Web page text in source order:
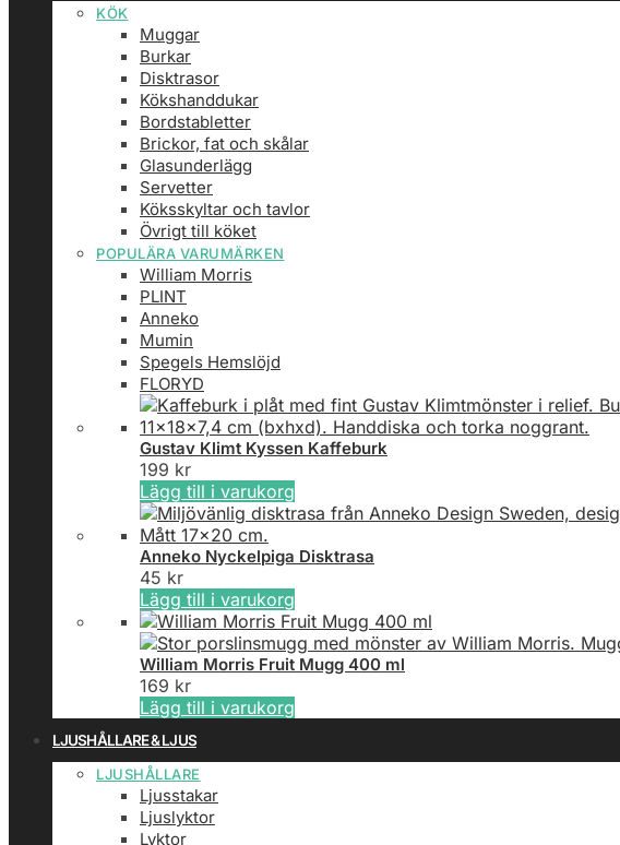
KÖK
Muggar
Burkar
Disktrasor
Kökshanddukar
Bordstabletter
Brickor, fat och skålar
Glasunderlägg
Servetter
Köksskyltar och tavlor
Övrigt till köket
POPULÄRA VARUMÄRKEN
William Morris
PLINT
Anneko
Mumin
Spegels Hemslöjd
FLORYD
Gustav Klimt Kyssen Kaffeburk
199 kr
Lägg till i varukorg
Anneko Nyckelpiga Disktrasa
45 kr
Lägg till i varukorg
William Morris Fruit Mugg 400 ml
169 kr
Lägg till i varukorg
LJUSHÅLLARE & LJUS
LJUSHÅLLARE
Ljusstakar
Ljuslyktor
Lyktor